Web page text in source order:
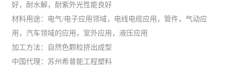
好，耐水解，耐紫外光性能良好
材料用途：电气/电子应用领域，电线电缆应用，管件，气动应
用，汽车领域的应用，室外应用，液压应用
加工方法：自然色颗粒挤出成型
中国代理：苏州希普能工程塑料